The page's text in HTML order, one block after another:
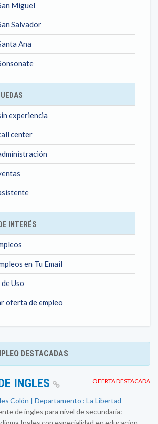
Miguel
Salvador
Ana
experiencia
center
INTERÉS
en Tu Email
Uso
oferta de empleo
DESTACADAS
OFERTA DESTACADA
INGLES
Colón | Departamento : La Libertad
de ingles para nivel de secundaria: